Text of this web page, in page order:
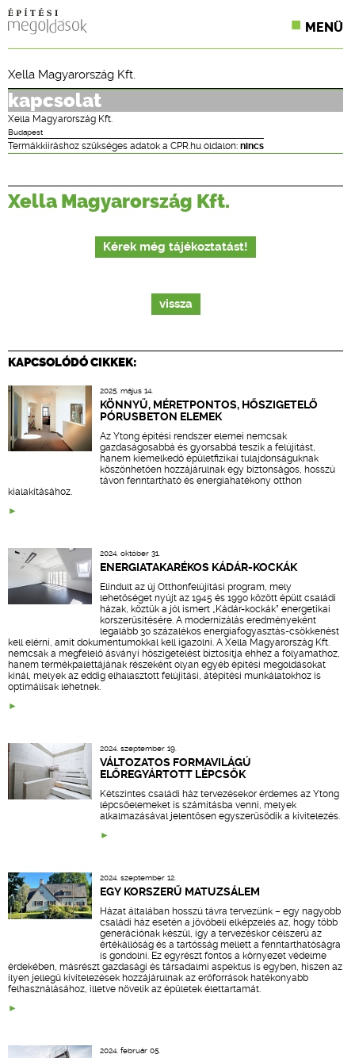
MENÜ
ONLINE KÉPZÉSEK
TERVEZÉSI SEGÉDLETEK
Xella Magyarország Kft.
kapcsolat
Xella Magyarország Kft.
Budapest
Termákkiíráshoz szükséges adatok a CPR.hu oldalon: nincs
Xella Magyarország Kft.
Kérek még tájékoztatást!
vissza
KAPCSOLÓDÓ CIKKEK:
2025. május 14.
KÖNNYŰ, MÉRETPONTOS, HŐSZIGETELŐ
PÓRUSBETON ELEMEK
Az Ytong építési rendszer elemei nemcsak
gazdaságosabbá és gyorsabbá teszik a felújítást,
hanem kiemelkedő épületfizikai tulajdonságuknak
köszönhetően hozzájárulnak egy biztonságos, hosszú
távon fenntartható és energiahatékony otthon
kialakításához.
2024. október 31.
ENERGIATAKARÉKOS KÁDÁR-KOCKÁK
Elindult az új Otthonfelújítási program, mely
lehetőséget nyújt az 1945 és 1990 között épült családi
házak, köztük a jól ismert „Kádár-kockák” energetikai
korszerűsítésére. A modernizálás eredményeként
legalább 30 százalékos energiafogyasztás-csökkenést
kell elérni, amit dokumentumokkal kell igazolni. A Xella Magyarország Kft.
nemcsak a megfelelő ásványi hőszigetelést biztosítja ehhez a folyamathoz,
hanem termékpalettájának részeként olyan egyéb építési megoldásokat
kínál, melyek az eddig elhalasztott felújítási, átépítési munkálatokhoz is
optimálisak lehetnek.
2024. szeptember 19.
VÁLTOZATOS FORMAVILÁGÚ
ELŐREGYÁRTOTT LÉPCSŐK
Kétszintes családi ház tervezésekor érdemes az Ytong
lépcsőelemeket is számításba venni, melyek
alkalmazásával jelentősen egyszerűsödik a kivitelezés.
2024. szeptember 12.
EGY KORSZERŰ MATUZSÁLEM
Házat általában hosszú távra tervezünk – egy nagyobb
családi ház esetén a jövőbeli elképzelés az, hogy több
generációnak készül, így a tervezéskor célszerű az
értékállóság és a tartósság mellett a fenntarthatóságra
is gondolni. Ez egyrészt fontos a környezet védelme
érdekében, másrészt gazdasági és társadalmi aspektus is egyben, hiszen az
ilyen jellegű kivitelezések hozzájárulnak az erőforrások hatékonyabb
felhasználásához, illetve növelik az épületek élettartamát.
2024. február 05.